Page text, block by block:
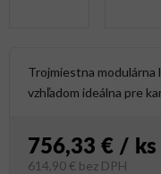
Trojmiestna modulárna
vzhľadom ideálna pre
756,33 € / ks
614,90 € bez DPH